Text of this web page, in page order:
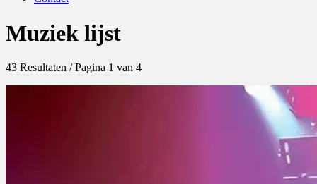
Muziek lijst
43 Resultaten / Pagina 1 van 4